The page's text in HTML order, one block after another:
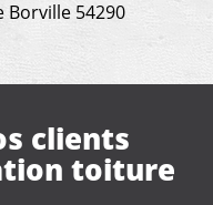
54290
clients
de